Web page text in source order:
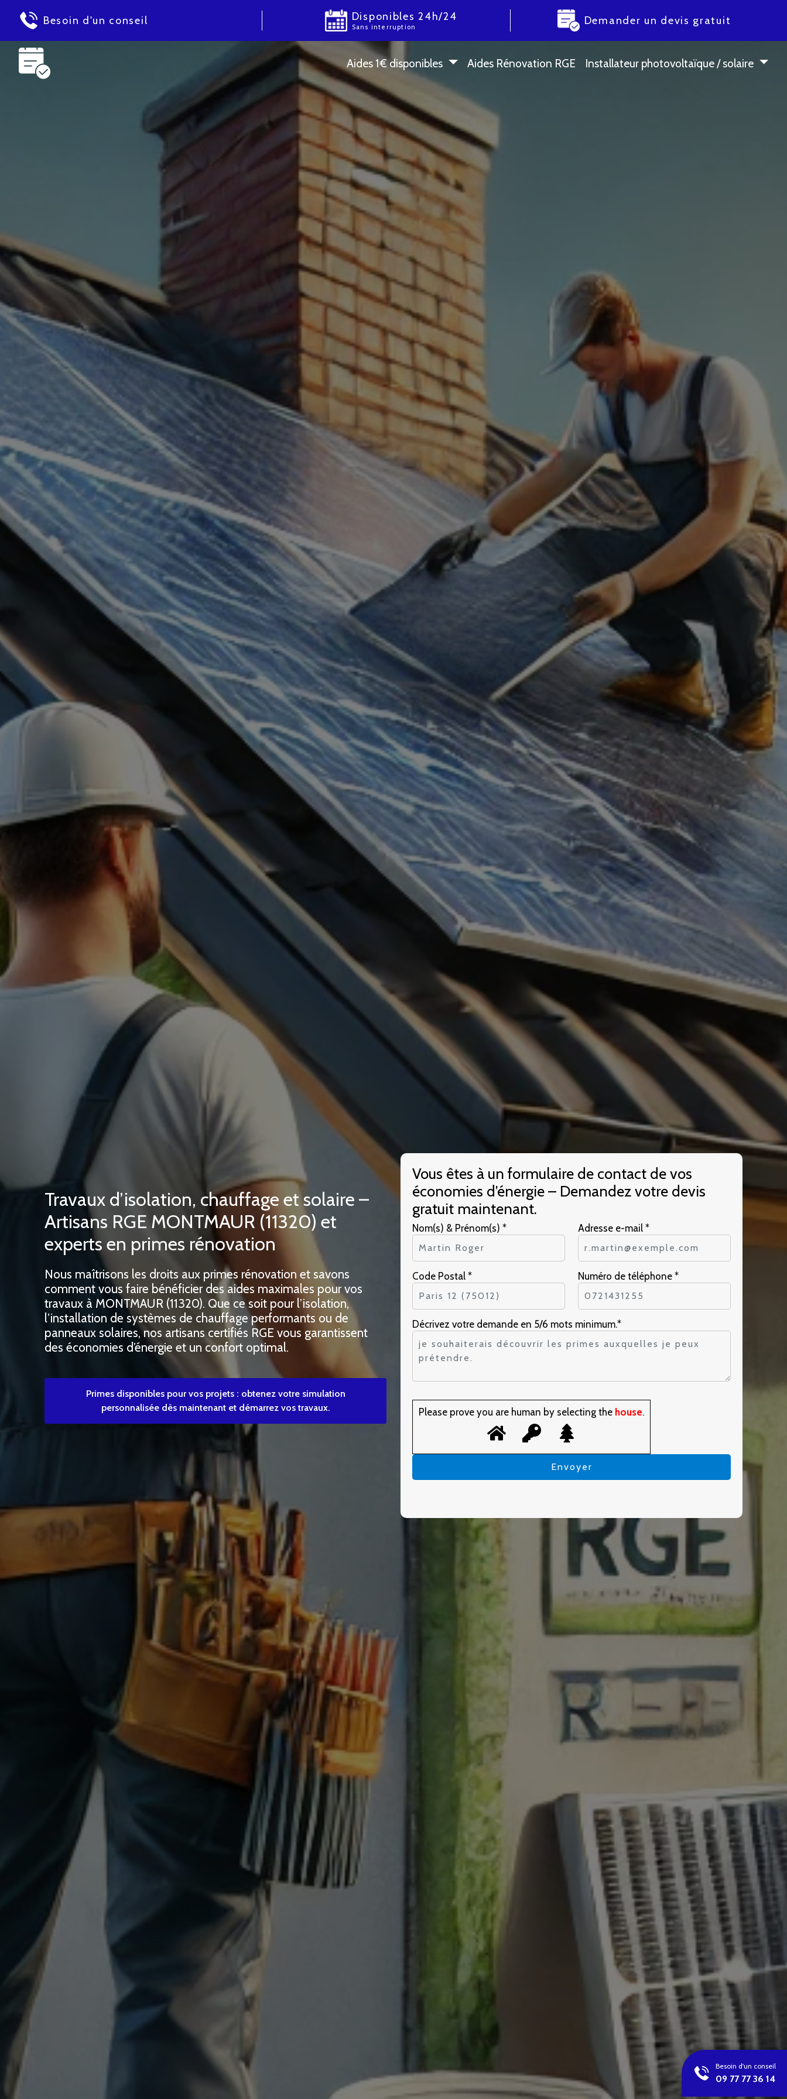
Besoin d'un conseil Disponibles 24h/24
Sans interruption Demander un devis gratuit
Aides 1 € disponibles Aides Rénovation RGE Installateur photovoltaïque / solaire
Travaux d’isolation, chauffage et solaire –
Artisans RGE MONTMAUR (11320) et
experts en primes rénovation
Nous maîtrisons les droits aux primes rénovation et savons
comment vous faire bénéficier des aides maximales pour vos
travaux à MONTMAUR (11320). Que ce soit pour l’isolation,
l’installation de systèmes de chauffage performants ou de
panneaux solaires, nos artisans certifiés RGE vous garantissent
des économies d’énergie et un confort optimal.
Primes disponibles pour vos projets : obtenez votre simulation
personnalisée dès maintenant et démarrez vos travaux.
Vous êtes à un formulaire de contact de vos
économies d’énergie – Demandez votre devis
gratuit maintenant.
Nom(s) & Prénom(s) * Adresse e-mail *
Code Postal * Numéro de téléphone *
Décrivez votre demande en 5/6 mots minimum.*
Please prove you are human by selecting the house.
Besoin d'un conseil
09 77 77 36 14